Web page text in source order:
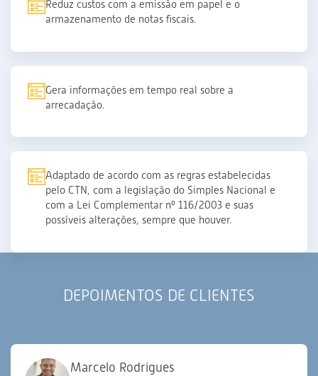
Reduz custos com a emissão em papel e o
armazenamento de notas fiscais.
Gera informações em tempo real sobre a
arrecadação.
Adaptado de acordo com as regras estabelecidas
pelo CTN, com a legislação do Simples Nacional e
com a Lei Complementar nº 116/2003 e suas
possíveis alterações, sempre que houver.
DEPOIMENTOS DE CLIENTES
Marcelo Rodrigues